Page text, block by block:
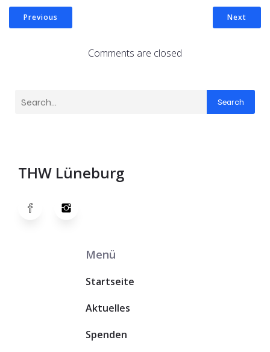
Previous Next
Comments are closed
Search
THW Lüneburg
Menü
Startseite
Aktuelles
Spenden